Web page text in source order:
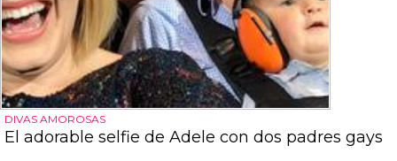
DIVAS AMOROSAS
El adorable selfie de Adele con dos padres gays